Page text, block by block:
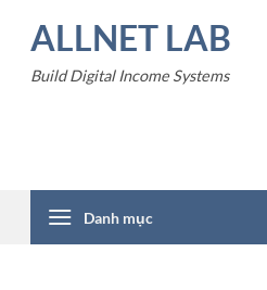
ALLNET LAB
Build Digital Income Systems
Danh mục